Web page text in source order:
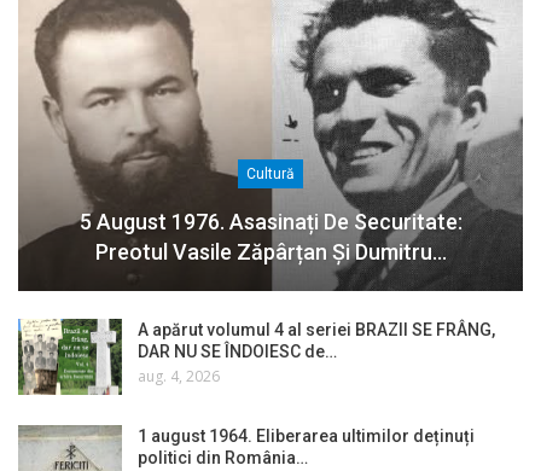
Cultură
5 August 1976. Asasinați De Securitate:
Preotul Vasile Zăpârțan Și Dumitru…
A apărut volumul 4 al seriei BRAZII SE FRÂNG,
DAR NU SE ÎNDOIESC de…
aug. 4, 2026
1 august 1964. Eliberarea ultimilor deținuți
politici din România…